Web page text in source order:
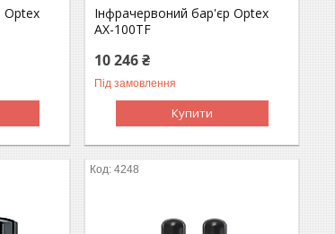
Optex
Інфрачервоний бар'єр Optex
AX-100TF
10 246 ₴
Під замовлення
Купити
4248